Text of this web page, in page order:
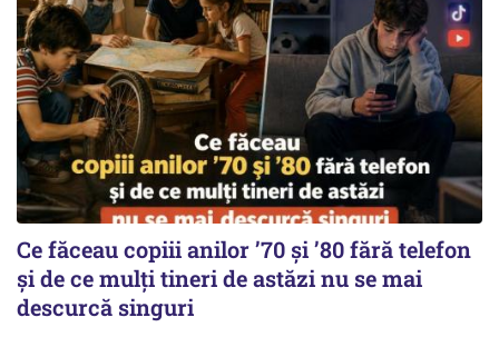
Ce făceau copiii anilor ’70 și ’80 fără telefon
și de ce mulți tineri de astăzi nu se mai
descurcă singuri